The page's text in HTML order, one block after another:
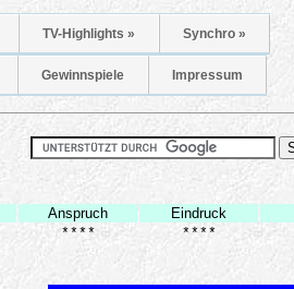
TV-Highlights » Synchro »
Gewinnspiele Impressum
Anspruch Eindruck
**** ****